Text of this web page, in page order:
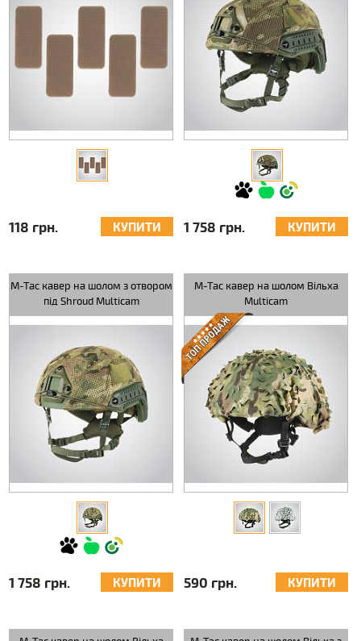
118 грн. КУПИТИ 1 758 грн. КУПИТИ
M-Tac кавер на шолом з отвором
під Shroud Multicam
1 758 грн. КУПИТИ
M-Tac кавер на шолом Вільха
Multicam
590 грн. КУПИТИ